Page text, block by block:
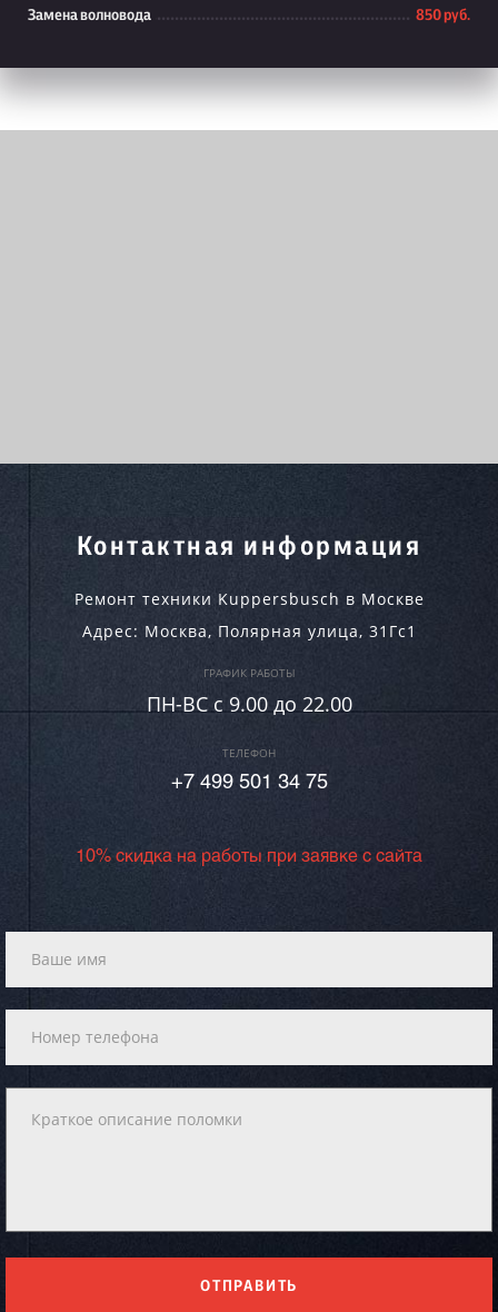
Замена волновода 850 руб.
Контактная информация
Ремонт техники Kuppersbusch в Москве
Адрес: Москва, Полярная улица, 31Гс1
ГРАФИК РАБОТЫ
ПН-ВC c 9.00 до 22.00
ТЕЛЕФОН
+7 499 501 34 75
10% скидка на работы при заявке с сайта
ОТПРАВИТЬ